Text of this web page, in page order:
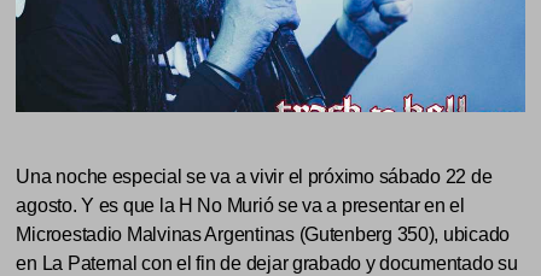
Una noche especial se va a vivir el próximo sábado 22 de
agosto. Y es que la H No Murió se va a presentar en el
Microestadio Malvinas Argentinas (Gutenberg 350), ubicado
en La Paternal con el fin de dejar grabado y documentado su